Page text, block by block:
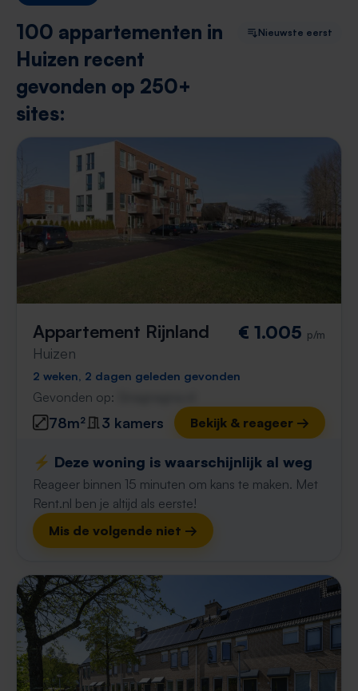
100 appartementen in
Huizen recent
gevonden op 250+
sites:
Nieuwste eerst
Appartement Rijnland
Huizen
€ 1.005 p/m
2 weken, 2 dagen geleden gevonden
Gevonden op:
78m² 3 kamers Bekijk & reageer →
⚡️ Deze woning is waarschijnlijk al weg
Reageer binnen 15 minuten om kans te maken. Met
Rent.nl ben je altijd als eerste!
Mis de volgende niet →